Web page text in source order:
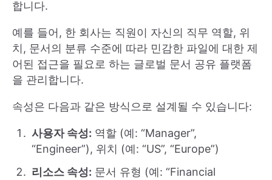
합니다.
예를 들어, 한 회사는 직원이 자신의 직무 역할, 위
치, 문서의 분류 수준에 따라 민감한 파일에 대한 제
어된 접근을 필요로 하는 글로벌 문서 공유 플랫폼
을 관리합니다.
속성은 다음과 같은 방식으로 설계될 수 있습니다:
사용자 속성: 역할 (예: “Manager”,
“Engineer”), 위치 (예: “US”, “Europe”)
리소스 속성: 문서 유형 (예: “Financial